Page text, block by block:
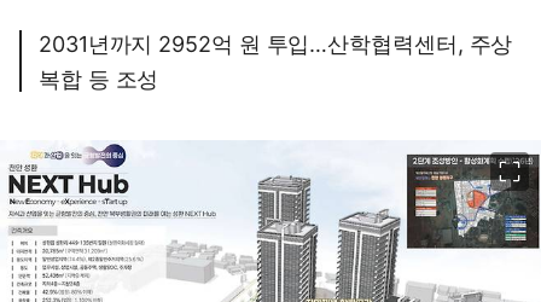
2031년까지 2952억 원 투입…산학협력센터, 주상
복합 등 조성